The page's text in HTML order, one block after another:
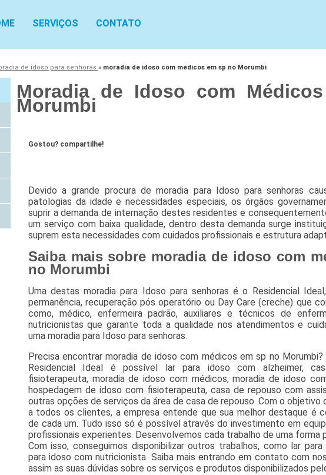
SERVIÇOS CONTATO
de idoso para senhoras » moradia de idoso com médicos em sp no Morumbi
Moradia de Idoso com
Morumbi
Gostou? compartilhe!
Devido a grande procura de moradia para Idoso para senhoras
patologias da idade e necessidades especiais, os órgãos
suprir a demanda de internação destes residentes e
um serviço com baixa qualidade, dentro desta demanda surge
suprem esta necessidades com cuidados profissionais e estrutura
Saiba mais sobre moradia de idoso com
no Morumbi
Uma destas moradia para Idoso para senhoras é o Residencial
permanência, recuperação pós operatório ou Day Care (creche) que
como, médico, enfermeira padrão, auxiliares e técnicos de
nutricionistas que garante toda a qualidade nos atendimentos e
uma moradia para Idoso para senhoras.
Precisa encontrar moradia de idoso com médicos em sp no
Residencial Ideal é possível lar para idoso com alzheimer,
fisioterapeuta, moradia de idoso com médicos, moradia de idoso
hospedagem de idoso com fisioterapeuta, casa de repouso com
outras opções de serviços da área de casa de repouso. Com o
a todos os clientes, a empresa entende que sua melhor destaque é
de cada um. Tudo isso só é possível através do investimento em
profissionais experientes. Desenvolvemos cada trabalho de uma forma
Com isso, conseguimos disponibilizar outros trabalhos, como lar
para idoso com nutricionista. Saiba mais entrando em contato com
assim as suas dúvidas sobre os serviços e produtos disponibilizados